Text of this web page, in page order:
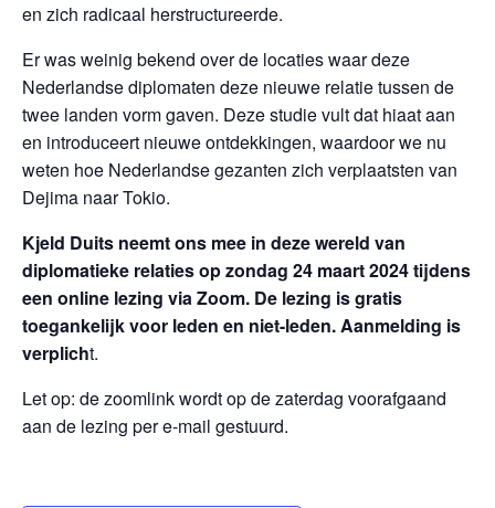
en zich radicaal herstructureerde.
Er was weinig bekend over de locaties waar deze
Nederlandse diplomaten deze nieuwe relatie tussen de
twee landen vorm gaven. Deze studie vult dat hiaat aan
en introduceert nieuwe ontdekkingen, waardoor we nu
weten hoe Nederlandse gezanten zich verplaatsten van
Dejima naar Tokio.
Kjeld Duits neemt ons mee in deze wereld van
diplomatieke relaties op zondag 24 maart 2024 tijdens
een online lezing via Zoom. De lezing is gratis
toegankelijk voor leden en niet-leden. Aanmelding is
verplicht.
Let op: de zoomlink wordt op de zaterdag voorafgaand
aan de lezing per e-mail gestuurd.